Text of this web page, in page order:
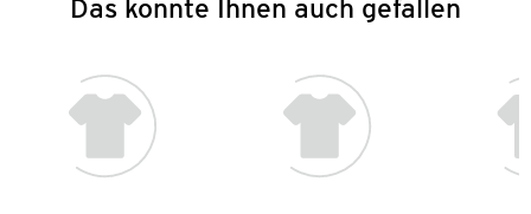
Das könnte Ihnen auch gefallen